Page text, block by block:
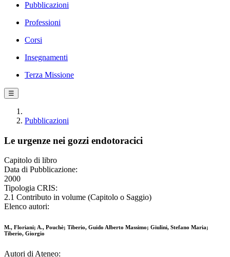
Pubblicazioni
Professioni
Corsi
Insegnamenti
Terza Missione
☰
Pubblicazioni
Le urgenze nei gozzi endotoracici
Capitolo di libro
Data di Pubblicazione:
2000
Tipologia CRIS:
2.1 Contributo in volume (Capitolo o Saggio)
Elenco autori:
M., Floriani; A., Pouchè; Tiberio, Guido Alberto Massimo; Giulini, Stefano Maria;
Tiberio, Giorgio
Autori di Ateneo: